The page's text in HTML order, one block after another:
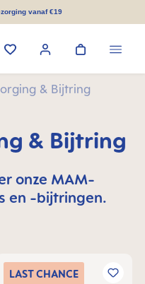
vanaf €19
& Bijtring
& Bijtring
onze MAM-
en -bijtringen.
LASTCHANCE